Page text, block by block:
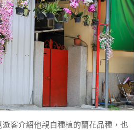
客介紹他親自種植的蘭花品種，也